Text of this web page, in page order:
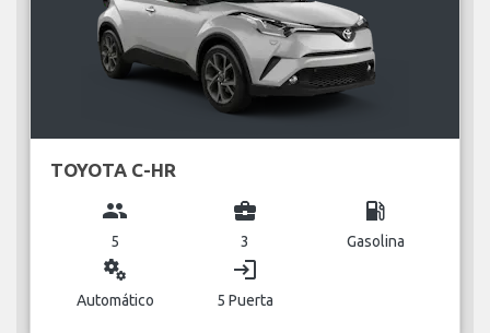
TOYOTA C-HR
group
5
business_center
3
local_gas_station
Gasolina
miscellaneous_services
Automático
login
5 Puerta